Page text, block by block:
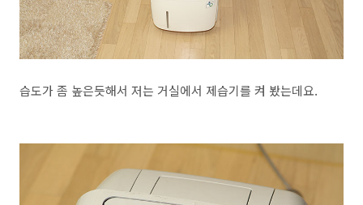
습도가 좀 높은듯해서 저는 거실에서 제습기를 켜 봤는데요.